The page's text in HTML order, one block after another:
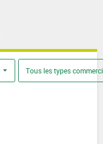
Tous les types